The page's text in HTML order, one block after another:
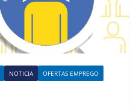
NOTICIA OFERTAS EMPREGO